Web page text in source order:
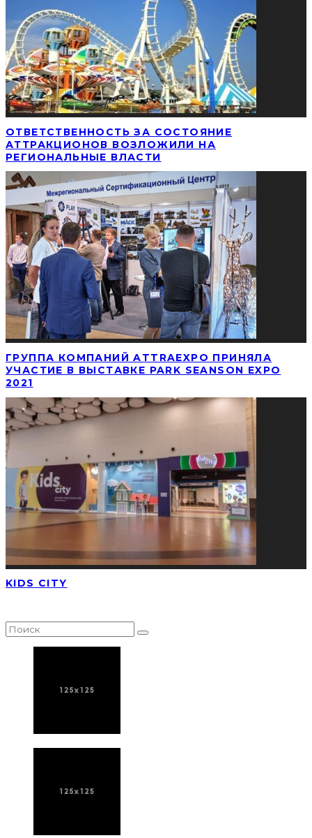
ОТВЕТСТВЕННОСТЬ ЗА СОСТОЯНИЕ
АТТРАКЦИОНОВ ВОЗЛОЖИЛИ НА
РЕГИОНАЛЬНЫЕ ВЛАСТИ
ГРУППА КОМПАНИЙ ATTRAEXPO ПРИНЯЛА
УЧАСТИЕ В ВЫСТАВКЕ PARK SEANSON EXPO
2021
KIDS CITY